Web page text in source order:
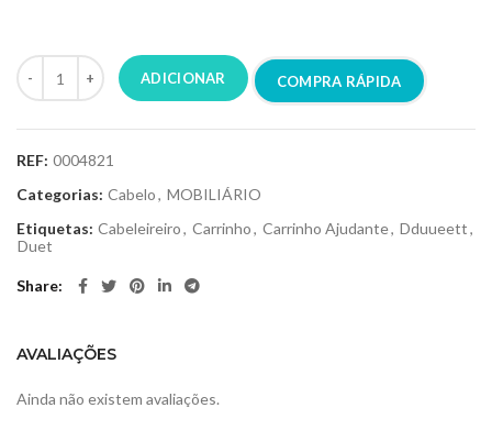
ADICIONAR COMPRA RÁPIDA
REF: 0004821
Categorias: Cabelo, MOBILIÁRIO
Etiquetas: Cabeleireiro, Carrinho, Carrinho Ajudante, Dduueett,
Duet
Share
AVALIAÇÕES
Ainda não existem avaliações.